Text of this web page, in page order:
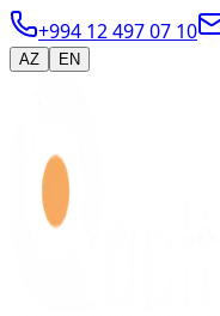
+994 12 497 07 10
AZ EN